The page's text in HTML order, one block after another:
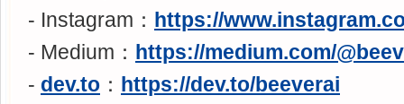
- Instagram： https://
- Medium： https://medium.com/
- dev.to ： https://dev.to/beeverai